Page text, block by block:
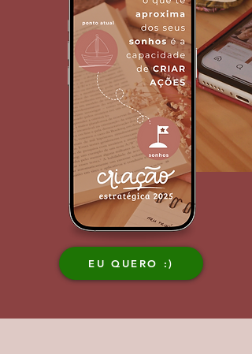
EU QUERO :)